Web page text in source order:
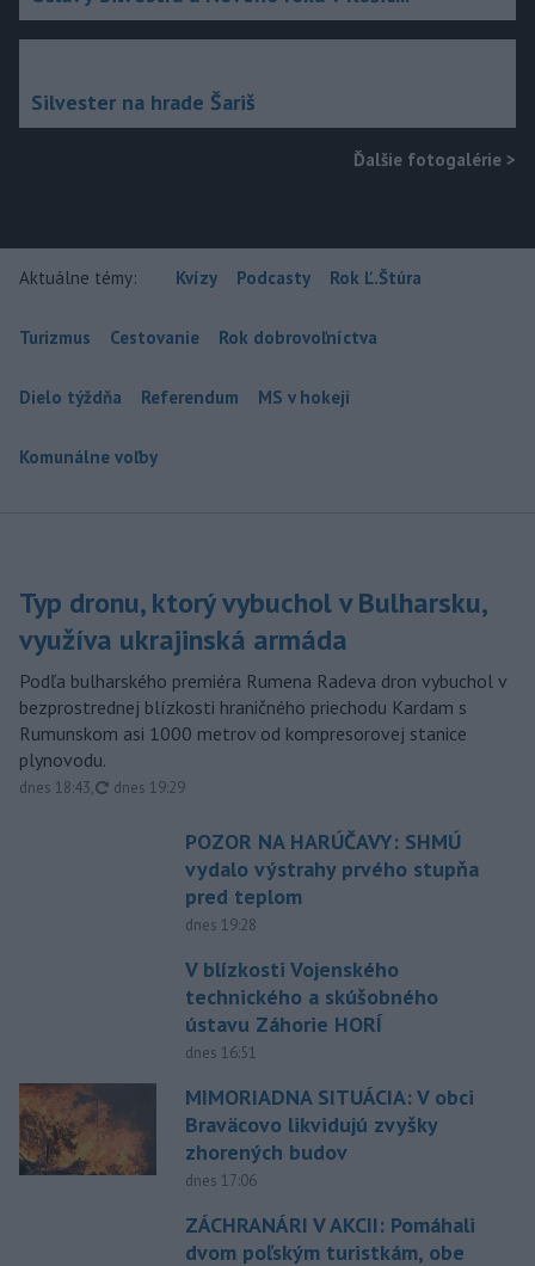
Silvester na hrade Šariš
Ďalšie fotogalérie >
Aktuálne témy: Kvízy Podcasty Rok Ľ.Štúra
Turizmus Cestovanie Rok dobrovoľníctva
Dielo týždňa Referendum MS v hokeji
Komunálne voľby
Typ dronu, ktorý vybuchol v Bulharsku,
využíva ukrajinská armáda
Podľa bulharského premiéra Rumena Radeva dron vybuchol v
bezprostrednej blízkosti hraničného priechodu Kardam s
Rumunskom asi 1000 metrov od kompresorovej stanice
plynovodu.
dnes 18:43, aktualizované
dnes 19:29
POZOR NA HARÚČAVY: SHMÚ
vydalo výstrahy prvého stupňa
pred teplom
dnes 19:28
V blízkosti Vojenského
technického a skúšobného
ústavu Záhorie HORÍ
dnes 16:51
MIMORIADNA SITUÁCIA: V obci
Braväcovo likvidujú zvyšky
zhorených budov
dnes 17:06
ZÁCHRANÁRI V AKCII: Pomáhali
dvom poľským turistkám, obe